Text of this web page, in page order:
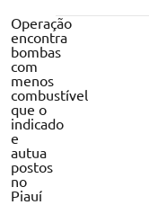
Operação
encontra
bombas
com
menos
combustível
que o
indicado
e
autua
postos
no
Piauí